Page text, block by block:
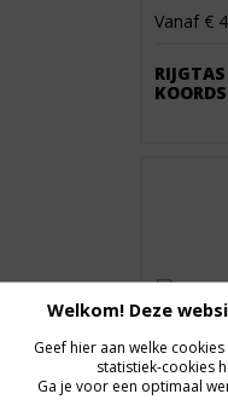
Vanaf €
Welkom! Deze
Geef hier aan welke
statistiek-cookies
Ga je voor een optimaal